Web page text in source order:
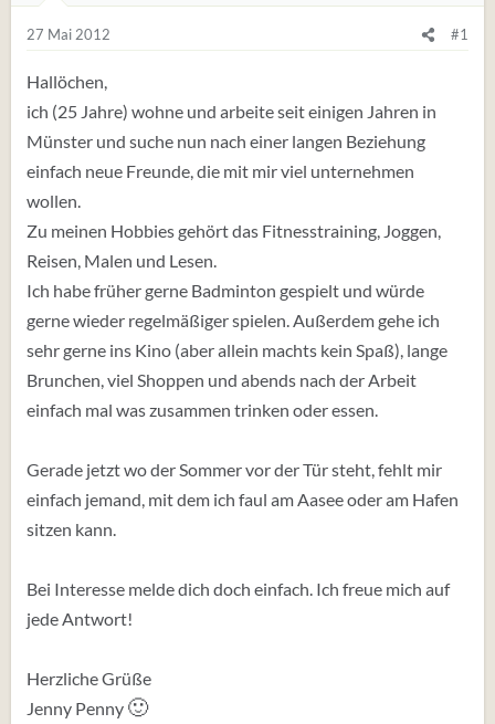
s
27 Mai 2012 #1
Hallöchen,
ich (25 Jahre) wohne und arbeite seit einigen Jahren in
Münster und suche nun nach einer langen Beziehung
einfach neue Freunde, die mit mir viel unternehmen
wollen.
Zu meinen Hobbies gehört das Fitnesstraining, Joggen,
Reisen, Malen und Lesen.
Ich habe früher gerne Badminton gespielt und würde
gerne wieder regelmäßiger spielen. Außerdem gehe ich
sehr gerne ins Kino (aber allein machts kein Spaß), lange
Brunchen, viel Shoppen und abends nach der Arbeit
einfach mal was zusammen trinken oder essen.
Gerade jetzt wo der Sommer vor der Tür steht, fehlt mir
einfach jemand, mit dem ich faul am Aasee oder am Hafen
sitzen kann.
Bei Interesse melde dich doch einfach. Ich freue mich auf
jede Antwort!
Herzliche Grüße
Jenny Penny 🙂